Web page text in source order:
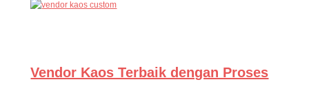
Vendor Kaos Terbaik dengan Proses